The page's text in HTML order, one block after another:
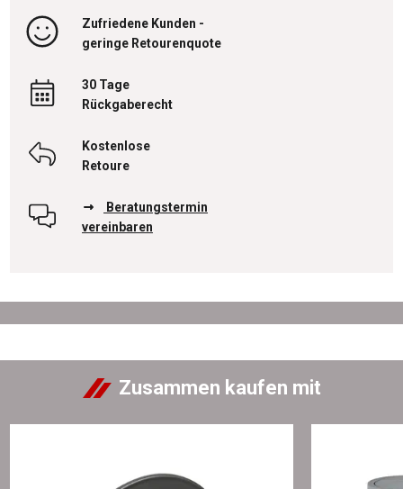
Zufriedene Kunden -
geringe Retourenquote
30 Tage
Rückgaberecht
Kostenlose
Retoure
Beratungstermin
vereinbaren
Zusammen kaufen mit